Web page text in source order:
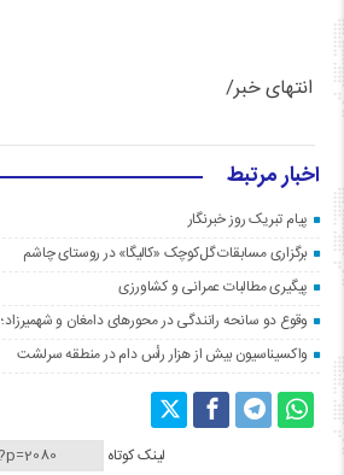
انتهای خبر/
اخبار مرتبط
پیام تبریک روز خبرنگار
برگزاری مسابقات گل‌کوچک «کالیگا» در روستای چاشم
پیگیری مطالبات عمرانی و کشاورزی
وقوع دو سانحه رانندگی در محورهای دامغان و شهمیرزاد؛ ۱۷ نفر مصدوم شدند
واکسیناسیون بیش از هزار رأس دام در منطقه سرلشت
لینک کوتاه